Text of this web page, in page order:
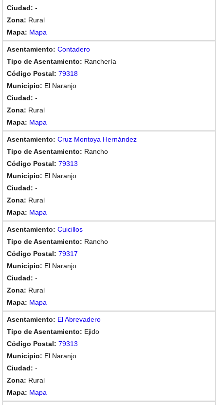
-
Rural
Mapa
Contadero
Ranchería
79318
El Naranjo
-
Rural
Mapa
Cruz Montoya Hernández
Rancho
79313
El Naranjo
-
Rural
Mapa
Cuicillos
Rancho
79317
El Naranjo
-
Rural
Mapa
El Abrevadero
Ejido
79313
El Naranjo
-
Rural
Mapa